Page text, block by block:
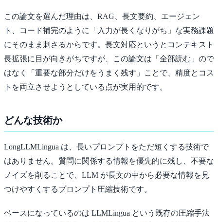
この論文を選んだ理由は、RAG、長文要約、エージェン
ト、コード補完のように「入力が長くなりがち」な実務課題
にそのまま刺さるからです。長文対応というとコンテキスト
長拡張に目が向きがちですが、この論文は「全部読む」ので
はなく「重要な部分だけをうまく残す」ことで、精度とコス
トを両立させようとしている点が実用的です。
どんな技術か
LongLLMLingua は、長いプロンプトをただ短くする技術で
はありません。質問に関係する情報を優先的に残し、不要な
ノイズを削ることで、LLM が長文の中から必要な情報を見
つけやすくするプロンプト圧縮技術です。
ベースになっているのは LLMLingua という既存の圧縮手法